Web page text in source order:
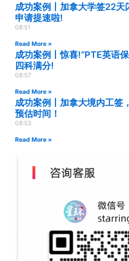
成功案例丨加拿大学签22天
申请提速啦!
08:51
Read More »
成功案例丨惊喜!“PTE英语
四科满分!
08:57
Read More »
成功案例丨加拿大境内工签
预估时间！
08:53
Read More »